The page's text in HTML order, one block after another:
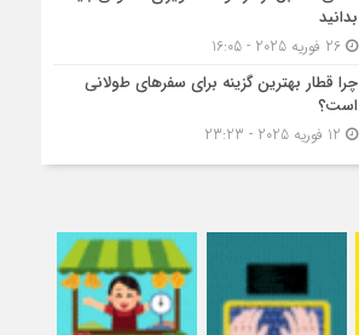
بدانید
26 فوریه 2025 - 16:05
چرا قطار بهترین گزینه برای سفرهای طولانی
است؟